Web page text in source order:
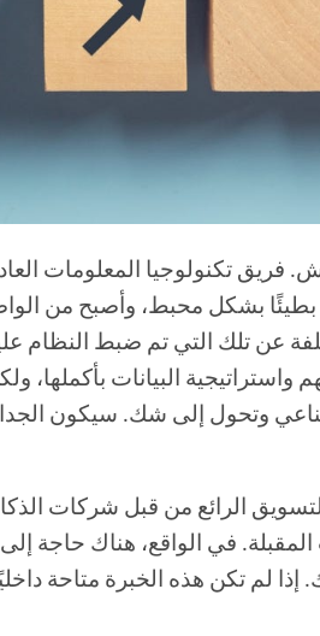
بشكل محبط، وأصبح من
عن تلك التي تم ضبط النظام
واستراتيجية البيانات
وتحول إلى شك. سيكون
الرائع من قبل شركات
في الواقع، هناك حاجة
لم تكن هذه الخبرة متاحة